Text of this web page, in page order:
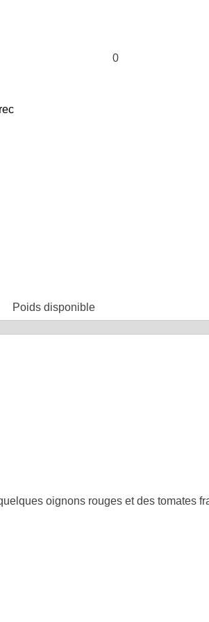
0
Poids disponible
oignons rouges et des tomates